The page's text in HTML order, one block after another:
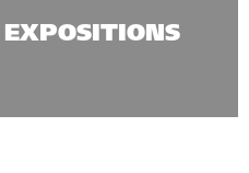
EXPOSITIONS